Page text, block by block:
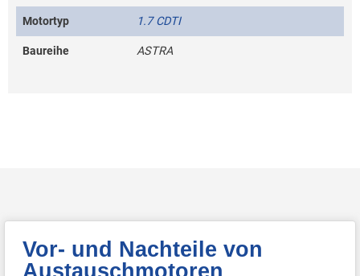
Motortyp 1.7 CDTI
Baureihe ASTRA
Vor- und Nachteile von
Austauschmotoren